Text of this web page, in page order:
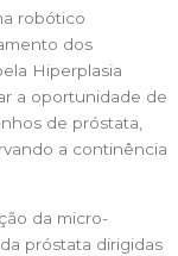
robótico
dos
Hiperplasia
a oportunidade de
de próstata,
a continência
da micro-
próstata dirigidas